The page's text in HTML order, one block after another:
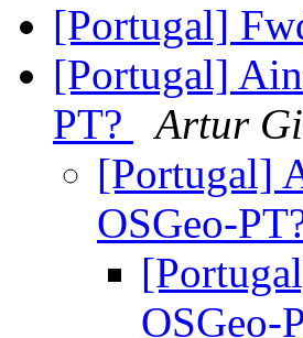
[Portugal]
[Portugal]
PT?
Artur
[Portugal]
OSGeo-
OSGeo-